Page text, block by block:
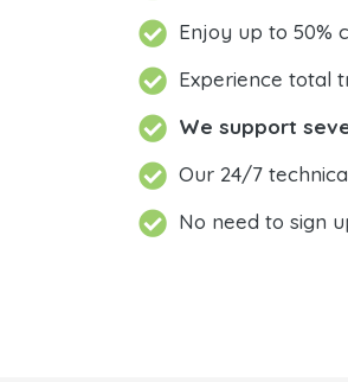
Enjoy up to 50%
Experience total
We support
Our 24/7
No need to sign